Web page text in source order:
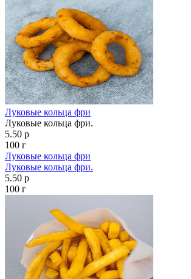
Луковые кольца фри
Луковые кольца фри.
5.50 р
100 г
Луковые кольца фри
Луковые кольца фри.
5.50 р
100 г